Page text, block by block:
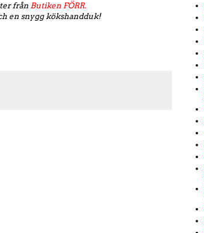
från Butiken FÖRR.
en snygg kökshandduk!